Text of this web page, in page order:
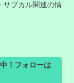
サブカル関連の情
！フォローは